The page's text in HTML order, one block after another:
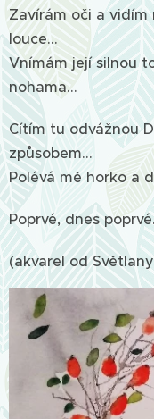
Zavírám oči a
louce…
Vnímám její silnou
nohama…
Cítím tu odvážnou
způsobem...
Polévá mě horko a
Poprvé, dnes poprvé.
(akvarel od